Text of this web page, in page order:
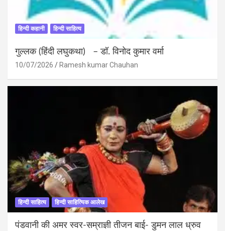
हिन्दी कहानी हिन्दी साहित्य
गुल्लक (हिंदी लघुकथा) – डॉ. विनोद कुमार वर्मा
10/07/2026 Ramesh kumar Chauhan
हिन्दी साहित्य हिन्दी साहित्यिक आलेख
पंडवानी की अमर स्वर-सम्राज्ञी तीजन बाई- डुमन लाल ध्रुव